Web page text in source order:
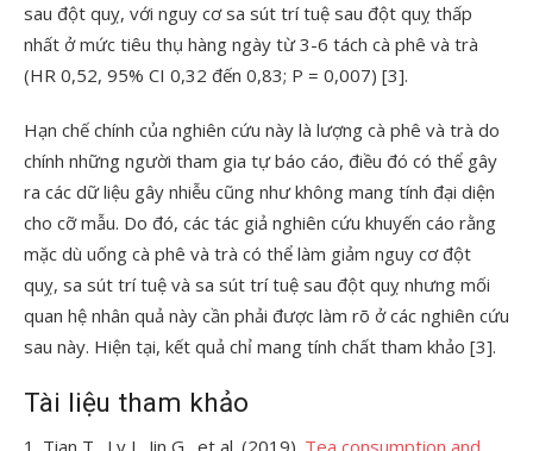
sau đột quỵ, với nguy cơ sa sút trí tuệ sau đột quỵ thấp
nhất ở mức tiêu thụ hàng ngày từ 3-6 tách cà phê và trà
(HR 0,52, 95% CI 0,32 đến 0,83; P = 0,007) [3].
Hạn chế chính của nghiên cứu này là lượng cà phê và trà do
chính những người tham gia tự báo cáo, điều đó có thể gây
ra các dữ liệu gây nhiễu cũng như không mang tính đại diện
cho cỡ mẫu. Do đó, các tác giả nghiên cứu khuyến cáo rằng
mặc dù uống cà phê và trà có thể làm giảm nguy cơ đột
quỵ, sa sút trí tuệ và sa sút trí tuệ sau đột quỵ nhưng mối
quan hệ nhân quả này cần phải được làm rõ ở các nghiên cứu
sau này. Hiện tại, kết quả chỉ mang tính chất tham khảo [3].
Tài liệu tham khảo
1. Tian T., Lv J., Jin G., et al. (2019). Tea consumption and